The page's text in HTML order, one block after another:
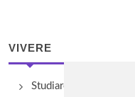
VIVERE
Studiare